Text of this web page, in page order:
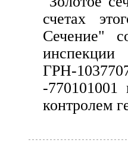
счетах
Сечение"
ГРН-
-
контролем